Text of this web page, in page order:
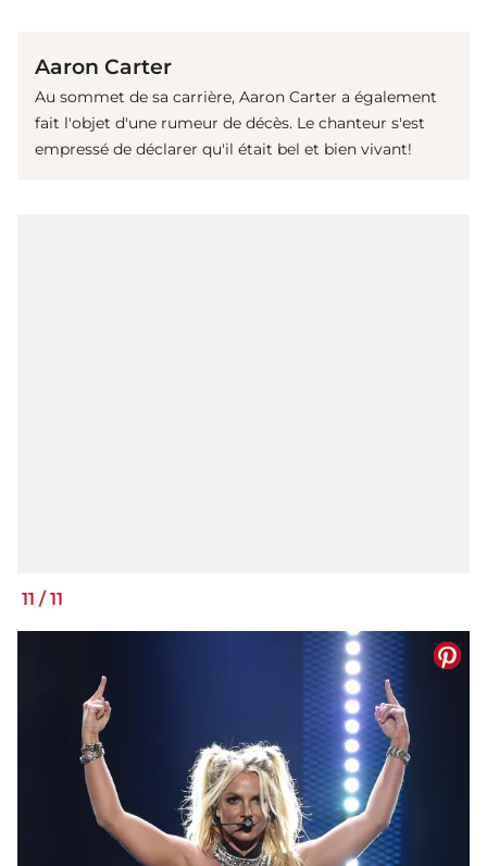
Aaron Carter
Au sommet de sa carrière, Aaron Carter a également
fait l'objet d'une rumeur de décès. Le chanteur s'est
empressé de déclarer qu'il était bel et bien vivant!
11 / 11